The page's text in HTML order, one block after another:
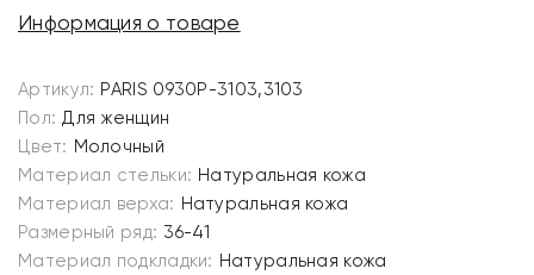
Информация о товаре
Артикул: PARIS 0930P-3103,3103
Пол: Для женщин
Цвет: Молочный
Материал стельки: Натуральная кожа
Материал верха: Натуральная кожа
Размерный ряд: 36-41
Материал подкладки: Натуральная кожа